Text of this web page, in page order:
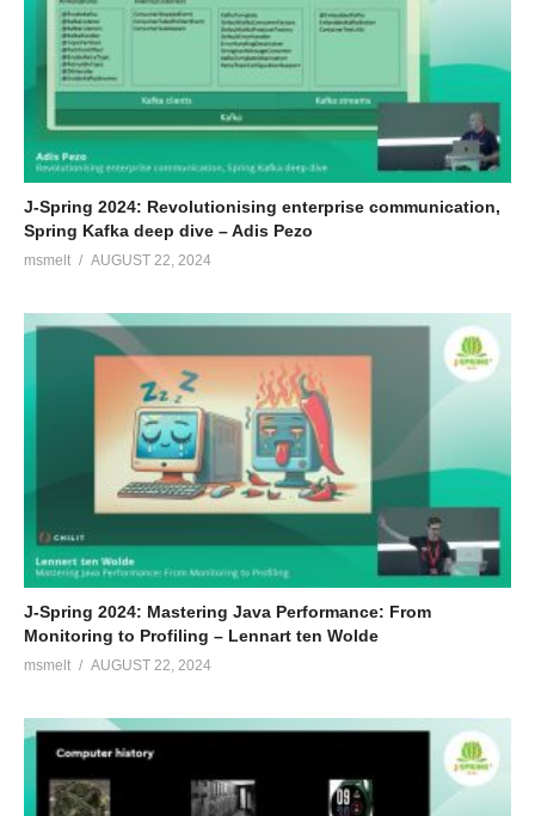
J-Spring 2024: Revolutionising enterprise communication,
Spring Kafka deep dive – Adis Pezo
msmelt AUGUST 22, 2024
J-Spring 2024: Mastering Java Performance: From
Monitoring to Profiling – Lennart ten Wolde
msmelt AUGUST 22, 2024